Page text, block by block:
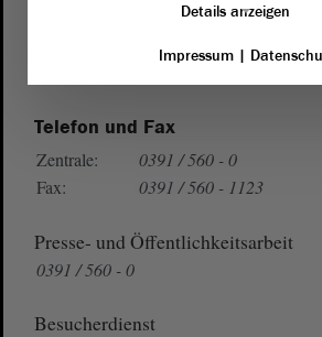
Auf Google Maps
Telefon und Fax
Zentrale:
0391 / 560 - 0
Fax:
0391 / 560 - 1123
Presse- und Öffentlichkeitsarbeit
0391 / 560 - 0
Besucherdienst
Details anzeigen
Impressum|